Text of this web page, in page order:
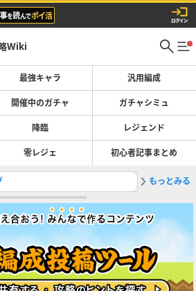
Wiki
最強キャラ 汎用編成
開催中のガチャ ガチャシミュ
降臨 レジェンド
零レジェ 初心者記事まとめ
2ガチャ
もっとみる